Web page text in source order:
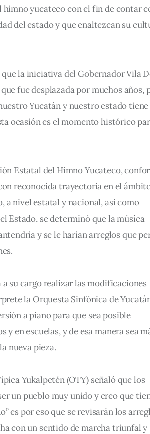
himno yucateco con el fin de contar
del estado y que enaltezcan su
la iniciativa del Gobernador Vila
fue desplazada por muchos años,
Yucatán y nuestro estado tiene
ocasión es el momento histórico
Estatal del Himno Yucateco,
reconocida trayectoria en el
nivel estatal y nacional, así como
Estado, se determinó que la música
y se le harían arreglos que
su cargo realizar las modificaciones
la Orquesta Sinfónica de
a piano para que sea posible
en escuelas, y de esa manera sea
nueva pieza.
Yukalpetén (OTY) señaló que los
un pueblo muy unido y creo que
es por eso que se revisarán los
con un sentido de marcha triunfal y